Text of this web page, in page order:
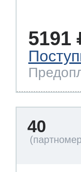
5191
40